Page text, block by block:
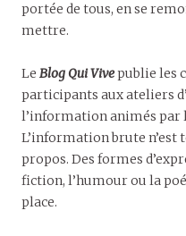
portée de tous, en se
mettre.
Le BlogQui Vivepublie les
participants aux ateliers
l’information animés par
L’information brute n’est
propos. Des formes
fiction, l’humour ou la
place.